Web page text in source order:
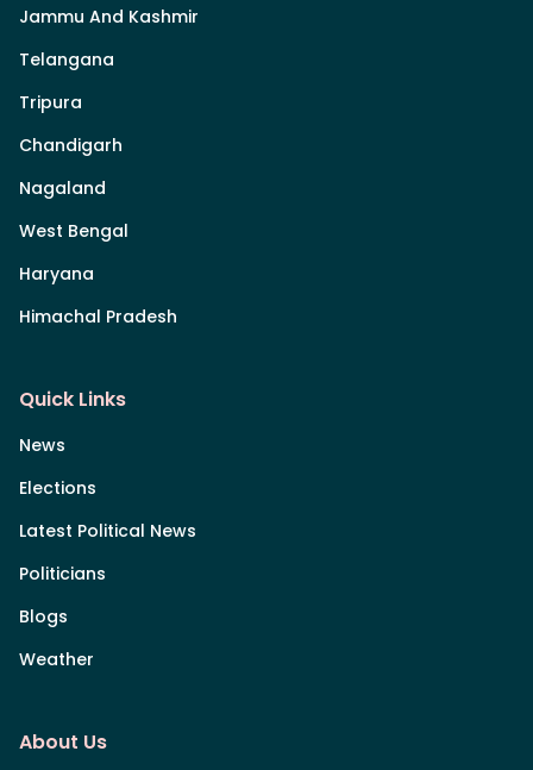
Jammu And Kashmir
Telangana
Tripura
Chandigarh
Nagaland
West Bengal
Haryana
Himachal Pradesh
Quick Links
News
Elections
Latest Political News
Politicians
Blogs
Weather
About Us